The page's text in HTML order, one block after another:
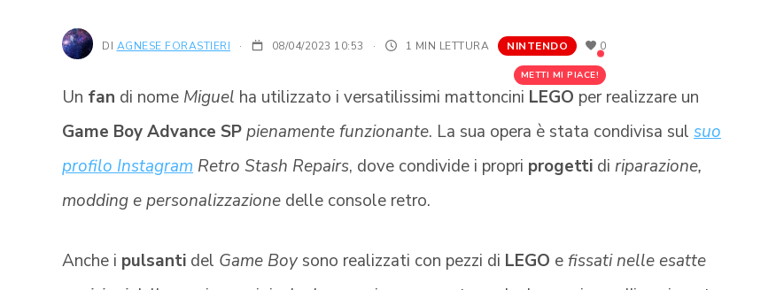
DI AGNESE FORASTIERI 08/04/2023 10:53 · 1 MIN LETTURA NINTENDO
METTI MI PIACE!
0
Un fan di nome Miguel ha utilizzato i versatilissimi mattoncini LEGO per realizzare un
Game Boy Advance SPpienamente funzionante. La sua opera è stata condivisa sul suo
profilo Instagram Retro Stash Repairs, dove condivide i propri progetti di riparazione,
modding e personalizzazione delle console retro.
Anche i pulsanti del Game Boy sono realizzati con pezzi di LEGO efissati nelle esatte